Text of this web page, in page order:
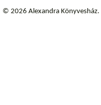
© 2026 Alexandra Könyvesház.